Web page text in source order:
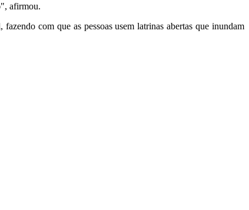
afirmou.
com que as pessoas usem latrinas abertas que inundam